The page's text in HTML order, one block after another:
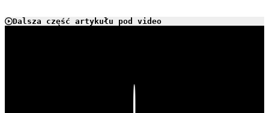
Dalsza część artykułu pod video